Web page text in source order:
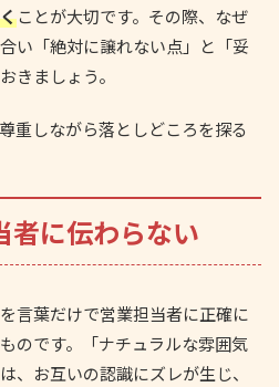
ことが大切です。その際、なぜ
い「絶対に譲れない点」と「妥
きましょう。
重しながら落としどころを探る
者に伝わらない
言葉だけで営業担当者に正確に
のです。「ナチュラルな雰囲気
、お互いの認識にズレが生じ、